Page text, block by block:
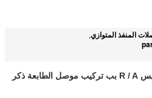
المنفذ المتوازي,
FUY57089 سينترونيكش 36 دبابيس R / A بب تركيب موصل الطابعة ذكر